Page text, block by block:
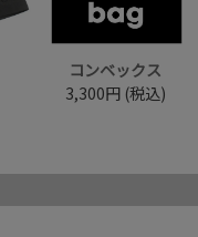
コンベックス
3,300円 (税込)